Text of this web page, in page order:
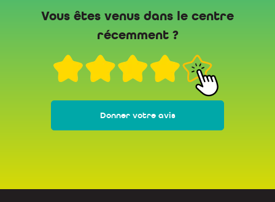
Vous êtes venus dans le centre
récemment ?
Donner votre avis